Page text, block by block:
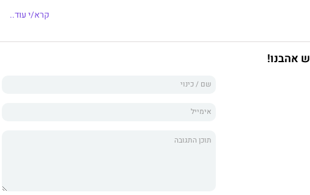
בכל יום, כדי ללמד אותם את המיומנויות והכישורים החשובים ביותר עבורם להיות
לצד הכלים היישומיים, הכנסתי לתוך הספר את האהבה הגדולה שלי לאימהות
קרא/י עוד..
אהבנו!